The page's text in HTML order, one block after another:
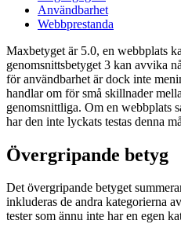
Användbarhet
Webbprestanda
Maxbetyget är 5.0, en webbplats
genomsnittsbetyget 3 kan avvika
för användbarhet är dock inte
handlar om för små skillnader
genomsnittliga. Om en webbplats
har den inte lyckats testas denna
Övergripande betyg
Det övergripande betyget
inkluderas de andra kategorierna
tester som ännu inte har en egen